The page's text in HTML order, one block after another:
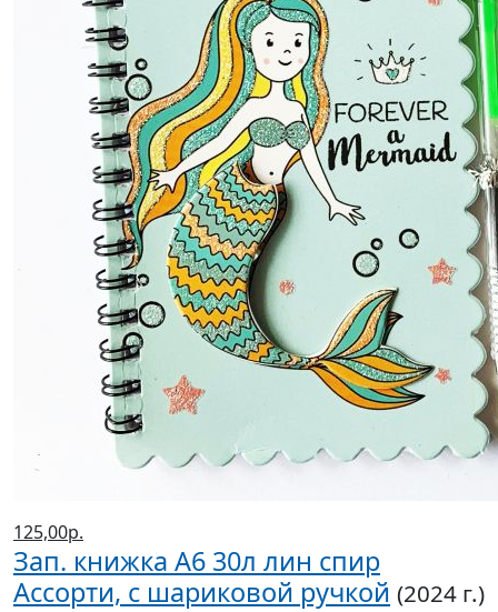
125,00р.
Зап. книжка А6 30л лин спир
Ассорти, с шариковой ручкой (2024 г.)